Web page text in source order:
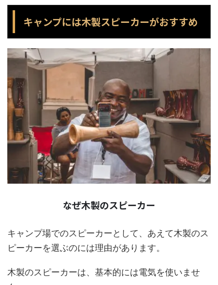
キャンプには木製スピーカーがおすすめ
なぜ木製のスピーカー
キャンプ場でのスピーカーとして、あえて木製のス
ピーカーを選ぶのには理由があります。
木製のスピーカーは、基本的には電気を使いませ